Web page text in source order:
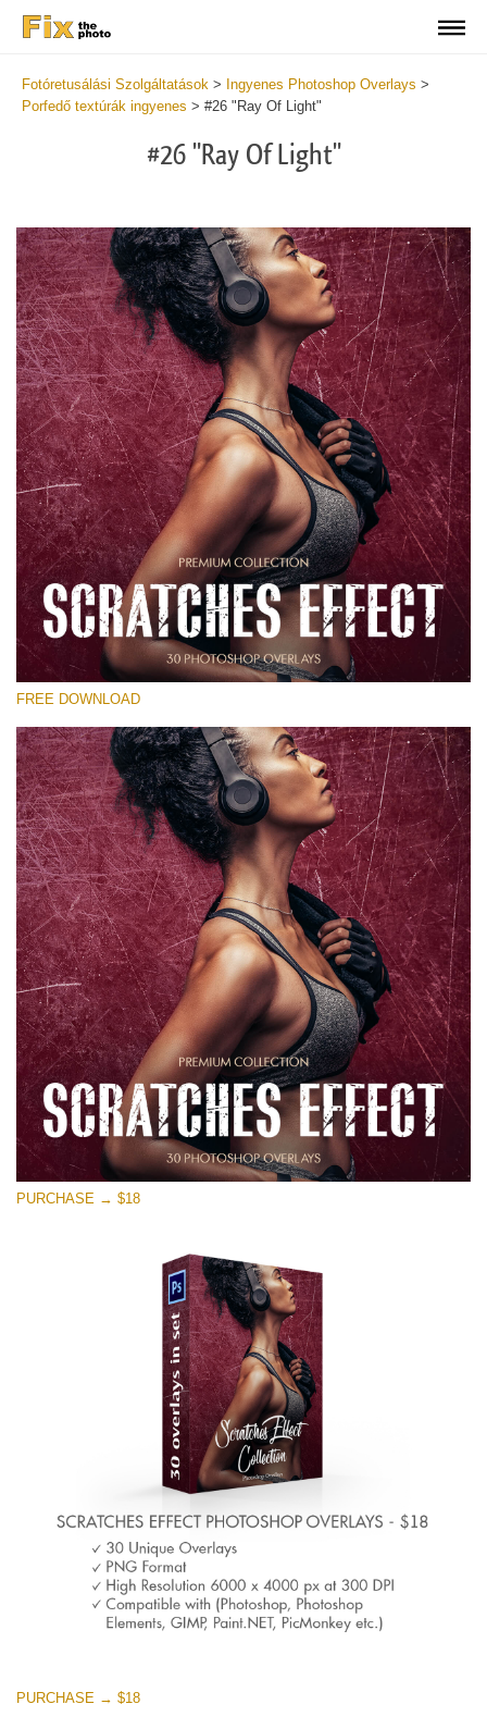
Fotóretusálási Szolgáltatások > Ingyenes Photoshop Overlays >
Porfedő textúrák ingyenes > #26 "Ray Of Light"
#26 "Ray Of Light"
Kérlek, válassz
Free Photoshop Overlay
Small 800*533px
Scratches Effect
(30 Overlays)
Entire Collection
(1783 Overlays)
Large 6000*4000px
Ingyenes letöltés
FREE DOWNLOAD
PURCHASE → $18
PURCHASE → $18